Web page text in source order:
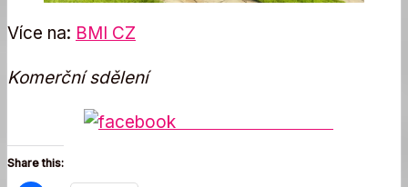
Více na: BMI CZ
Komerční sdělení
Share this: